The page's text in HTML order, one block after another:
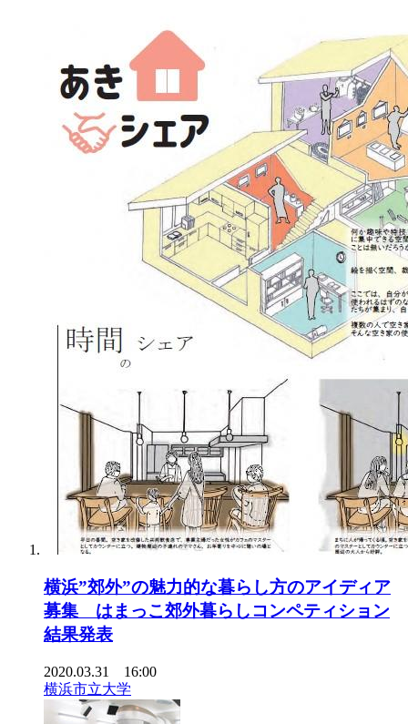
横浜”郊外”の魅力的な暮らし方のアイディア
募集 はまっこ郊外暮らしコンペティション
結果発表
2020.03.31 16:00
横浜市立大学